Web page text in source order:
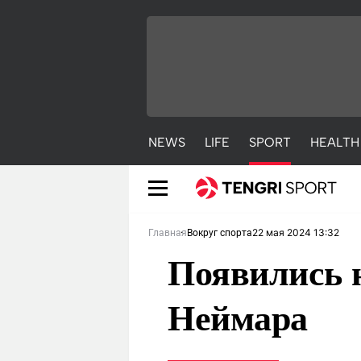
NEWS LIFE SPORT HEALTH
NEWS
ГлавнаяВокруг спорта22 мая 2024 13:32
Появились
Неймара